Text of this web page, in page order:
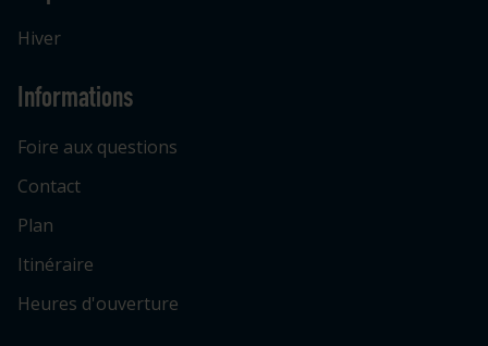
Hiver
Informations
Foire aux questions
Contact
Plan
Itinéraire
Heures d'ouverture